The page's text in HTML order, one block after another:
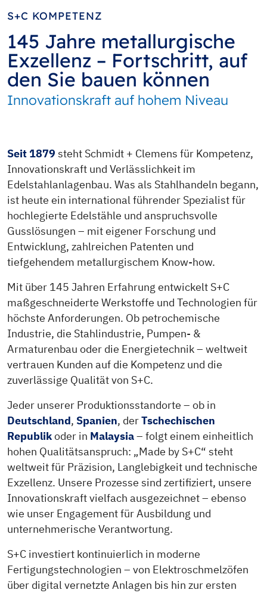
S+C KOMPETENZ
145 Jahre metallurgische
Exzellenz – Fortschritt, auf
den Sie bauen können
Innovationskraft auf hohem Niveau
Seit 1879 steht Schmidt + Clemens für Kompetenz,
Innovationskraft und Verlässlichkeit im
Edelstahlanlagenbau. Was als Stahlhandeln begann,
ist heute ein international führender Spezialist für
hochlegierte Edelstähle und anspruchsvolle
Gusslösungen – mit eigener Forschung und
Entwicklung, zahlreichen Patenten und
tiefgehendem metallurgischem Know-how.
Mit über 145 Jahren Erfahrung entwickelt S+C
maßgeschneiderte Werkstoffe und Technologien für
höchste Anforderungen. Ob petrochemische
Industrie, die Stahlindustrie, Pumpen- &
Armaturenbau oder die Energietechnik – weltweit
vertrauen Kunden auf die Kompetenz und die
zuverlässige Qualität von S+C.
Jeder unserer Produktionsstandorte – ob in
Deutschland, Spanien, derTschechischen
Republikoder in Malaysia– folgt einem einheitlich
hohen Qualitätsanspruch: „Made by S+C“ steht
weltweit für Präzision, Langlebigkeit und technische
Exzellenz. Unsere Prozesse sind zertifiziert, unsere
Innovationskraft vielfach ausgezeichnet – ebenso
wie unser Engagement für Ausbildung und
unternehmerische Verantwortung.
S+C investiert kontinuierlich in moderne
Fertigungstechnologien – von Elektroschmelzöfen
über digital vernetzte Anlagen bis hin zur ersten